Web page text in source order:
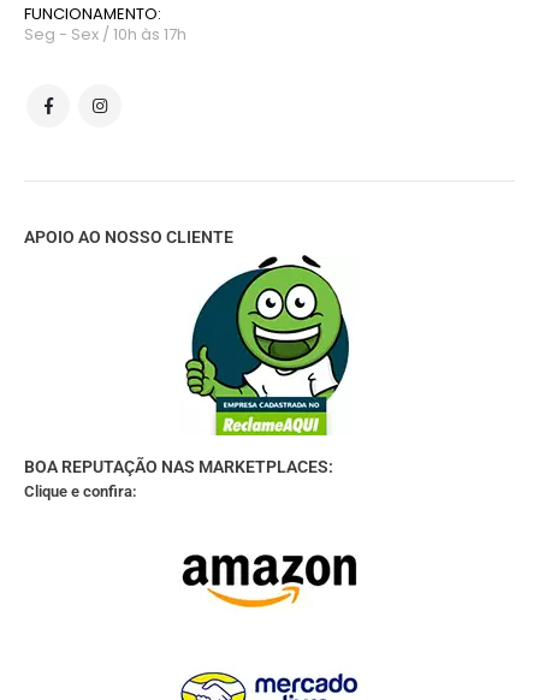
FUNCIONAMENTO:
Seg - Sex / 10h às 17h
APOIO AO NOSSO CLIENTE
BOA REPUTAÇÃO NAS MARKETPLACES:
Clique e confira: